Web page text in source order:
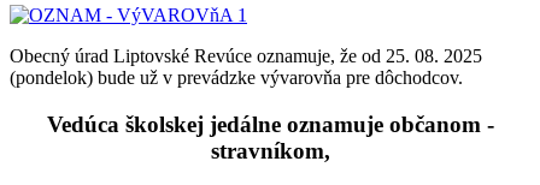
Obecný úrad Liptovské Revúce oznamuje, že od 25. 08. 2025
(pondelok) bude už v prevádzke vývarovňa pre dôchodcov.
Vedúca školskej jedálne oznamuje občanom -
stravníkom,